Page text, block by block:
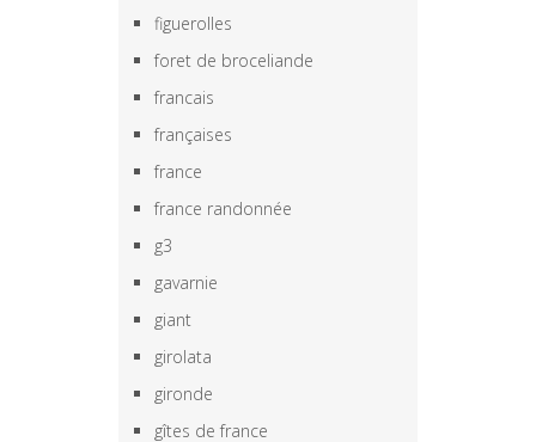
figuerolles
foret de broceliande
francais
françaises
france
france randonnée
g3
gavarnie
giant
girolata
gironde
gîtes de france